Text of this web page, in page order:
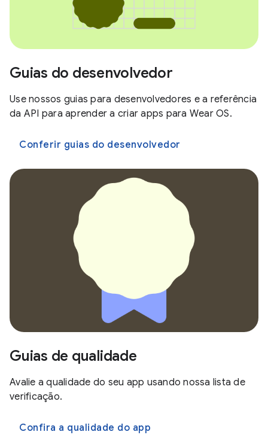
Guias do desenvolvedor
Use nossos guias para desenvolvedores e a referência
da API para aprender a criar apps para Wear OS.
Conferir guias do desenvolvedor
Guias de qualidade
Avalie a qualidade do seu app usando nossa lista de
verificação.
Confira a qualidade do app